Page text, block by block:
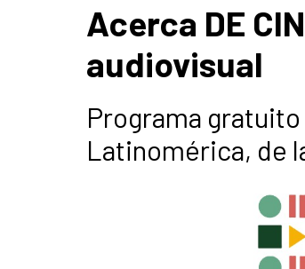
Acerca DE
audiovisual
Programa
Latinomérica, de